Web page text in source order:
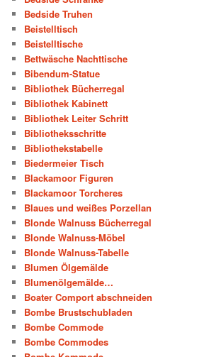
Bedside Truhen
Beistelltisch
Beistelltische
Bettwäsche Nachttische
Bibendum-Statue
Bibliothek Bücherregal
Bibliothek Kabinett
Bibliothek Leiter Schritt
Bibliotheksschritte
Bibliothekstabelle
Biedermeier Tisch
Blackamoor Figuren
Blackamoor Torcheres
Blaues und weißes Porzellan
Blonde Walnuss Bücherregal
Blonde Walnuss-Möbel
Blonde Walnuss-Tabelle
Blumen Ölgemälde
Blumenölgemälde…
Boater Comport abschneiden
Bombe Brustschubladen
Bombe Commode
Bombe Commodes